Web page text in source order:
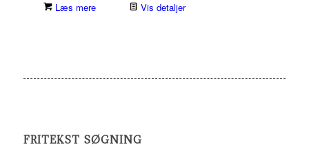
Læs mere Vis detaljer
FRITEKST SØGNING